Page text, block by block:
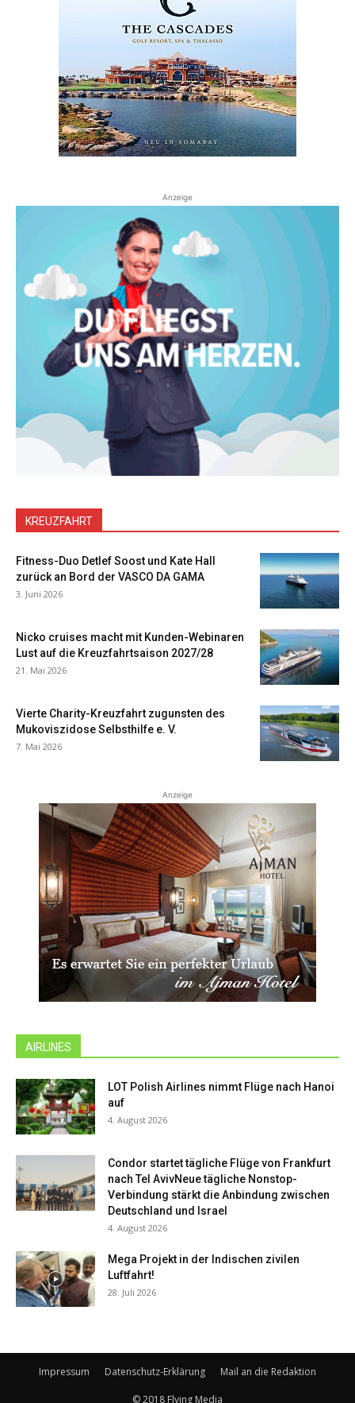
Anzeige
KREUZFAHRT
Fitness-Duo Detlef Soost und Kate Hall
zurück an Bord der VASCO DA GAMA
3. Juni 2026
Nicko cruises macht mit Kunden-Webinaren
Lust auf die Kreuzfahrtsaison 2027/28
21. Mai 2026
Vierte Charity-Kreuzfahrt zugunsten des
Mukoviszidose Selbsthilfe e. V.
7. Mai 2026
Anzeige
AIRLINES
LOT Polish Airlines nimmt Flüge nach Hanoi
auf
4. August 2026
Condor startet tägliche Flüge von Frankfurt
nach Tel AvivNeue tägliche Nonstop-
Verbindung stärkt die Anbindung zwischen
Deutschland und Israel
4. August 2026
Mega Projekt in der Indischen zivilen
Luftfahrt!
28. Juli 2026
Impressum Datenschutz-Erklärung Mail an die Redaktion
© 2018 Flying Media